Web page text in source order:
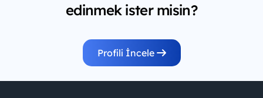
edinmek ister misin?
Profili İncele